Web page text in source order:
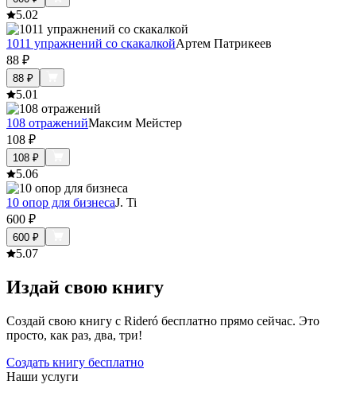
5.02
1011 упражнений со скакалкойАртем Патрикеев
88 ₽
88 ₽
5.01
108 отраженийМаксим Мейстер
108 ₽
108 ₽
5.06
10 опор для бизнесаJ. Ti
600 ₽
600 ₽
5.07
Издай свою книгу
Создай свою книгу с Rideró бесплатно прямо сейчас. Это
просто, как раз, два, три!
Создать книгу бесплатно
Наши услуги